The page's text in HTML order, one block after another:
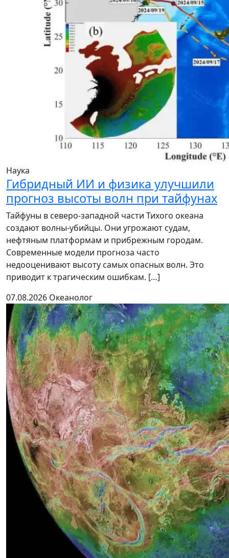
Наука
Гибридный ИИ и физика улучшили
прогноз высоты волн при тайфунах
Тайфуны в северо-западной части Тихого океана
создают волны-убийцы. Они угрожают судам,
нефтяным платформам и прибрежным городам.
Современные модели прогноза часто
недооценивают высоту самых опасных волн. Это
приводит к трагическим ошибкам. […]
07.08.2026 Океанолог